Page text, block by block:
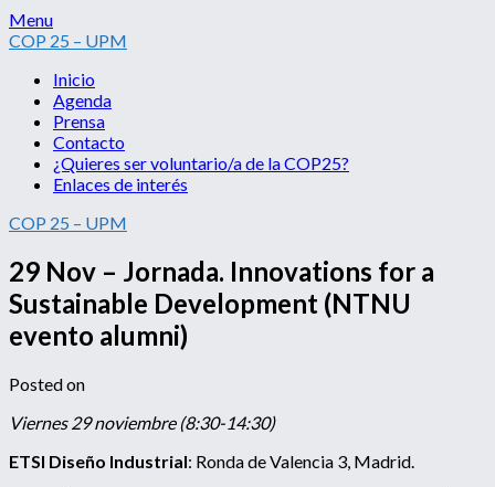
Skip
to
Menu
COP 25 – UPM
Inicio
Agenda
Prensa
Contacto
¿Quieres ser voluntario/a de la COP25?
Enlaces de interés
COP 25 – UPM
29 Nov – Jornada. Innovations for a
Sustainable Development (NTNU
evento alumni)
Posted on
Viernes 29 noviembre (8:30-14:30)
ETSI Diseño Industrial: Ronda de Valencia 3, Madrid.